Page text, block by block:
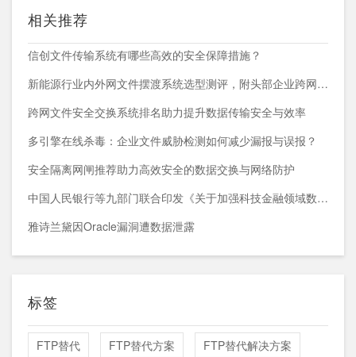
相关推荐
信创文件传输系统有哪些高效的安全保障措施？
新能源行业内外网文件摆渡系统选型测评，附头部企业跨网部署案例
跨网文件安全交换系统排名助力提升数据传输安全与效率
多引擎在线杀毒：企业文件威胁检测如何减少漏报与误报？
安全隔离网闸推荐助力高效安全的数据交换与网络防护
中国人民银行等九部门联合印发《关于加强科技金融领域数据开发利用的通知》
雅诗兰黛因Oracle漏洞遭数据泄露
标签
FTP替代 FTP替代方案 FTP替代解决方案